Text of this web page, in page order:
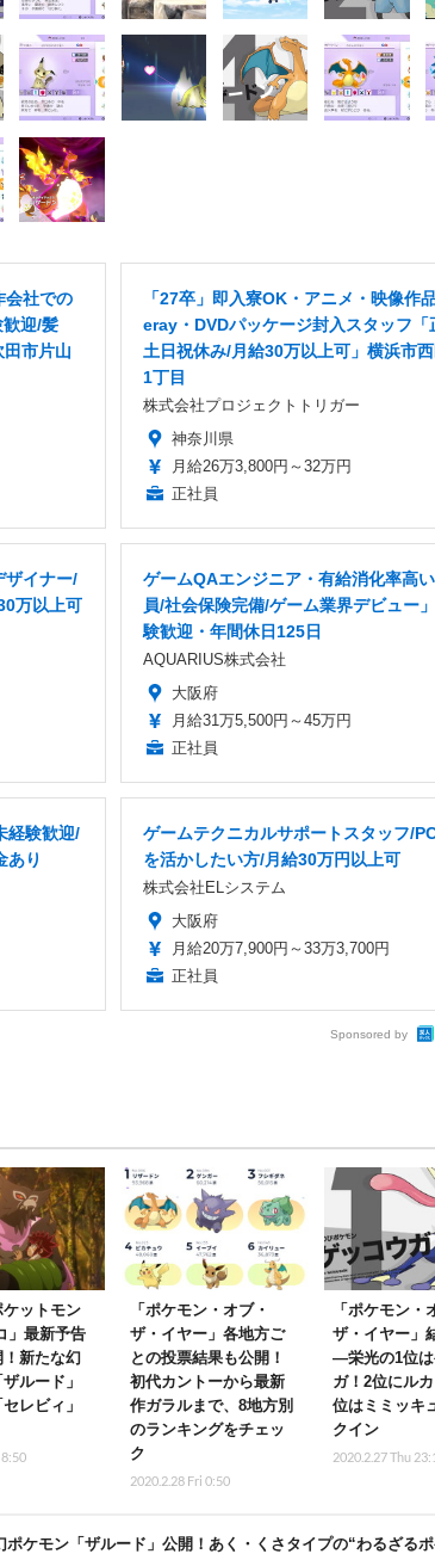
会社での
迎/髪
市片山
「27卒」即入寮OK・アニメ・映像作
eray・DVDパッケージ封入スタッフ「
土日祝休み/月給30万以上可」横浜市
1丁目
株式会社プロジェクトトリガー
神奈川県
月給26万3,800円～32万円
正社員
ザイナー/
万以上可
ゲームQAエンジニア・有給消化率高
員/社会保険完備/ゲーム業界デビュー
験歓迎・年間休日125日
AQUARIUS株式会社
大阪府
月給31万5,500円～45万円
正社員
経験歓迎/
あり
ゲームテクニカルサポートスタッフ/
を活かしたい方/月給30万円以上可
株式会社ELシステム
大阪府
月給20万7,900円～33万3,700円
正社員
Sponsored by
ケットモン
」最新予告
新たな幻
ルード」
レビィ」
8:50
「ポケモン・オブ・
ザ・イヤー」各地方ご
との投票結果も公開！
初代カントーから最新
作ガラルまで、8地方別
のランキングをチェッ
ク
2020.2.28 Fri 0:50
「ポケモン・
ザ・イヤー」
―栄光の1位は
ガ！2位にル
位はミミッキ
クイン
2020.2.27 Thu
ポケモン「ザルード」公開！あく・くさタイプの“わるざる